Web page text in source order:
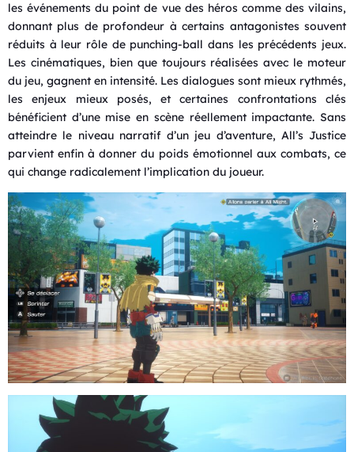
les événements du point de vue des héros comme des vilains,
donnant plus de profondeur à certains antagonistes souvent
réduits à leur rôle de punching-ball dans les précédents jeux.
Les cinématiques, bien que toujours réalisées avec le moteur
du jeu, gagnent en intensité. Les dialogues sont mieux rythmés,
les enjeux mieux posés, et certaines confrontations clés
bénéficient d’une mise en scène réellement impactante. Sans
atteindre le niveau narratif d’un jeu d’aventure, All’s Justice
parvient enfin à donner du poids émotionnel aux combats, ce
qui change radicalement l’implication du joueur.